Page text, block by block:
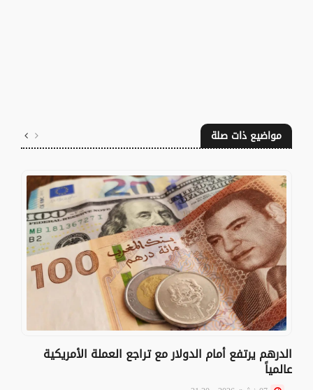
مواضيع ذات صلة
الدرهم يرتفع أمام الدولار مع تراجع العملة الأمريكية
عالمياً